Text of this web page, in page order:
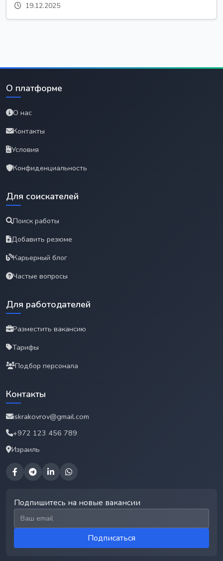
19.12.2025
О платформе
О нас
Контакты
Условия
Конфиденциальность
Для соискателей
Поиск работы
Добавить резюме
Карьерный блог
Частые вопросы
Для работодателей
Разместить вакансию
Тарифы
Подбор персонала
Контакты
iskrakovrov@gmail.com
+972 123 456 789
Израиль
Подпишитесь на новые вакансии
Email для подписки
Подписаться